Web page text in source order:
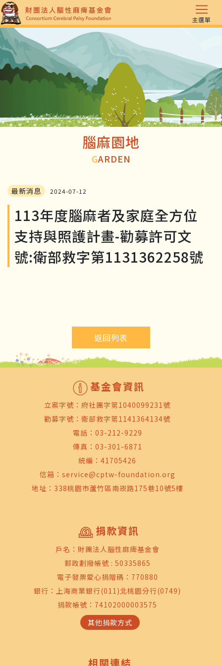
主選單
腦麻園地
GARDEN
最新消息 2024-07-12
113年度腦麻者及家庭全方位
支持與照護計畫-勸募許可文
號:衛部救字第1131362258號
返回列表
基金會資訊
立案字號：府社團字第1040099231號
勸募字號：衛部救字第1141364134號
電話： 03-212-9229
傳真：03-301-6871
統編：41705426
信箱： service@cptw-foundation.org
地址：338桃園市蘆竹區南崁路175巷10號5樓
捐款資訊
戶名：財團法人腦性麻痺基金會
郵政劃撥帳號 : 50335865
電子發票愛心捐贈碼：770880
銀行：上海商業銀行(011)北桃園分行(0749)
捐款帳號：74102000003575
其他捐款方式
相關連結